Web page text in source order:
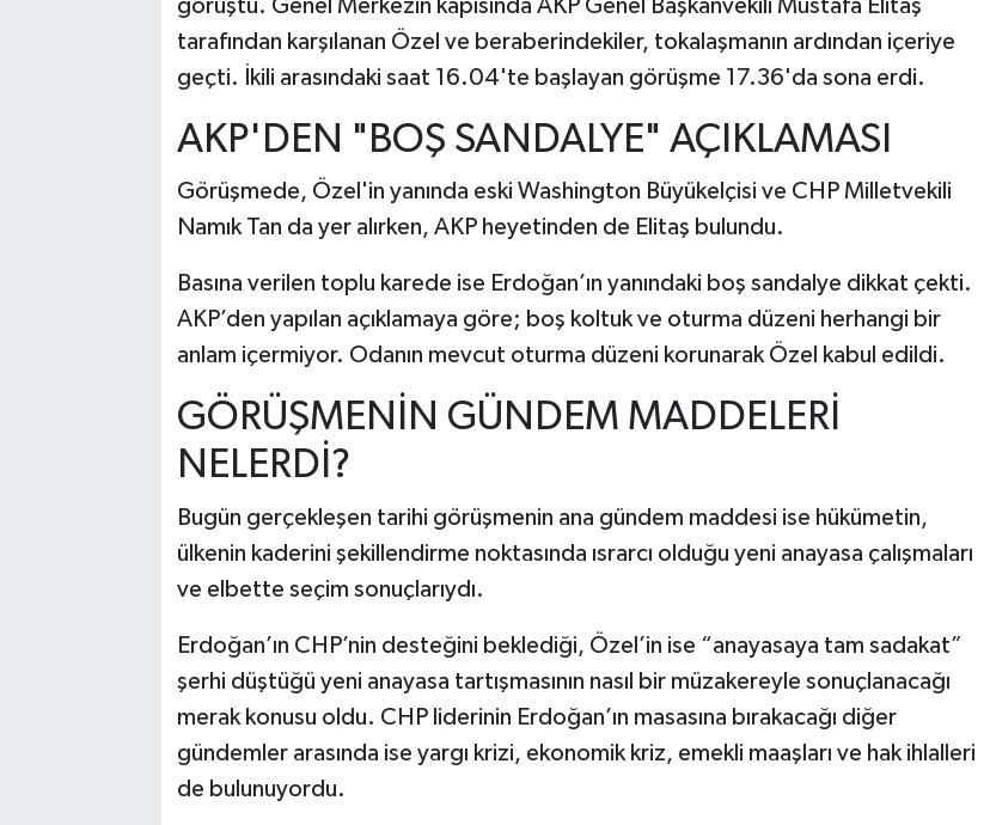
görüştü. Genel Merkezin kapısında AKP Genel Başkanvekili Mustafa Elitaş
tarafından karşılanan Özel ve beraberindekiler, tokalaşmanın ardından içeriye
geçti. İkili arasındaki saat 16.04'te başlayan görüşme 17.36'da sona erdi.
AKP'DEN "BOŞ SANDALYE" AÇIKLAMASI
Görüşmede, Özel'in yanında eski Washington Büyükelçisi ve CHP Milletvekili
Namık Tan da yer alırken, AKP heyetinden de Elitaş bulundu.
Basına verilen toplu karede ise Erdoğan’ın yanındaki boş sandalye dikkat çekti.
AKP’den yapılan açıklamaya göre; boş koltuk ve oturma düzeni herhangi bir
anlam içermiyor. Odanın mevcut oturma düzeni korunarak Özel kabul edildi.
GÖRÜŞMENİN GÜNDEM MADDELERİ
NELERDİ?
Bugün gerçekleşen tarihi görüşmenin ana gündem maddesi ise hükümetin,
ülkenin kaderini şekillendirme noktasında ısrarcı olduğu yeni anayasa çalışmaları
ve elbette seçim sonuçlarıydı.
Erdoğan’ın CHP’nin desteğini beklediği, Özel’in ise “anayasaya tam sadakat”
şerhi düştüğü yeni anayasa tartışmasının nasıl bir müzakereyle sonuçlanacağı
merak konusu oldu. CHP liderinin Erdoğan’ın masasına bırakacağı diğer
gündemler arasında ise yargı krizi, ekonomik kriz, emekli maaşları ve hak ihlalleri
de bulunuyordu.